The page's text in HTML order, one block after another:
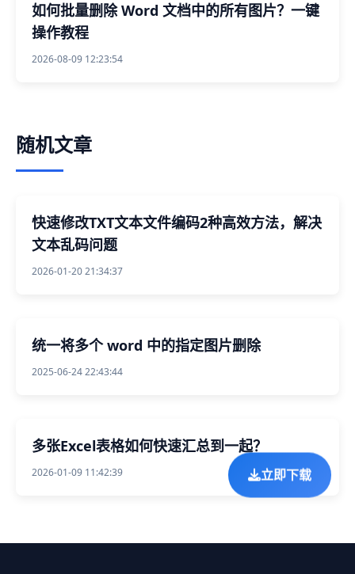
如何批量删除 Word 文档中的所有图片？一键
操作教程
2026-08-09 12:23:54
随机文章
快速修改TXT文本文件编码2种高效方法，解决
文本乱码问题
2026-01-20 21:34:37
统一将多个 word 中的指定图片删除
2025-06-24 22:43:44
多张Excel表格如何快速汇总到一起？
2026-01-09 11:42:39 立即下载